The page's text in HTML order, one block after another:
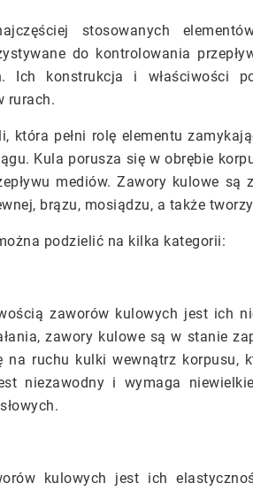
stosowanych
do kontrolowania
Ich konstrukcja i właściwości
rurach.
która pełni rolę elementu
Kula porusza się w obrębie
mediów. Zawory kulowe są
brązu, mosiądzu, a także
podzielić na kilka kategorii:
zaworów kulowych jest ich
zawory kulowe są w stanie
ruchu kulki wewnątrz korpusu,
niezawodny i wymaga
kulowych jest ich